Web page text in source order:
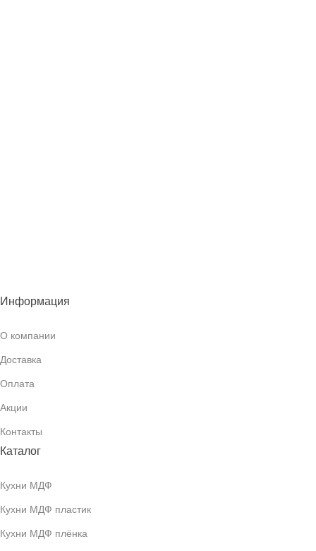
Информация
О компании
Доставка
Оплата
Акции
Контакты
Каталог
Кухни МДФ
Кухни МДФ пластик
Кухни МДФ плёнка